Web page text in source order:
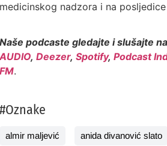
medicinskog nadzora i na
Naše podcaste gledajte i slušajte na
AUDIO,Deezer,Spotify,Podcast
FM.
#Oznake
almir maljević anida divanović slato